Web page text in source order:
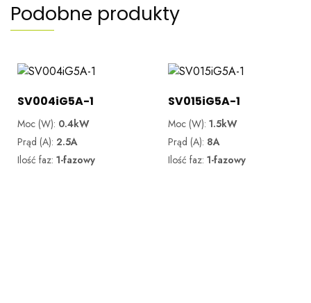
Podobne produkty
SV004iG5A-1
Moc (W): 0.4kW
Prąd (A): 2.5A
Ilość faz: 1-fazowy
SV015iG5A-1
Moc (W):1.5kW
Prąd (A): 8A
Ilość faz:1-fazowy